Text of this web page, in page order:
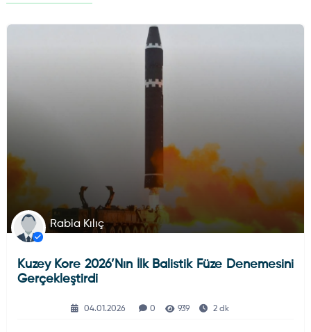
Rabia Kılıç
Kuzey Kore 2026’nın İlk Balistik Füze Denemesini
Gerçekleştirdi
04.01.2026 0 939 2 dk